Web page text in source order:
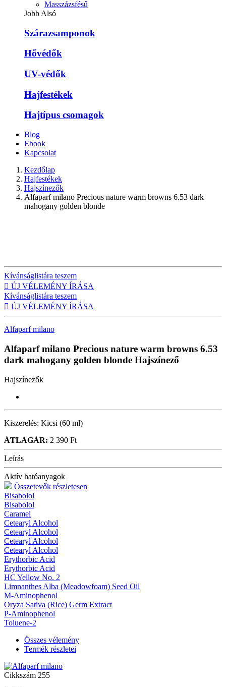
Masszázsfésű
Jobb Alsó
Szárazsamponok
Hővédők
UV-védők
Hajfestékek
Hajtípus csomagok
Blog
Ebook
Kapcsolat
Kezdőlap
Hajfestékek
Hajszínezők
Alfaparf milano Precious nature warm browns 6.53 dark
mahogany golden blonde
Kívánságlistára teszem
 ÚJ VÉLEMÉNY ÍRÁSA
Kívánságlistára teszem
 ÚJ VÉLEMÉNY ÍRÁSA
Alfaparf milano
Alfaparf milano Precious nature warm browns 6.53
dark mahogany golden blonde Hajszínező
Hajszínezők
Kiszerelés: Kicsi (60 ml)
ÁTLAGÁR: 2 390 Ft
Leírás
Aktív hatóanyagok
Összetevők részletesen
Bisabolol
Bisabolol
Caramel
Cetearyl Alcohol
Cetearyl Alcohol
Cetearyl Alcohol
Cetearyl Alcohol
Erythorbic Acid
Erythorbic Acid
HC Yellow No. 2
Limnanthes Alba (Meadowfoam) Seed Oil
M-Aminophenol
Oryza Sativa (Rice) Germ Extract
P-Aminophenol
Toluene-2
Összes vélemény
Termék részletei
Cikkszám 255